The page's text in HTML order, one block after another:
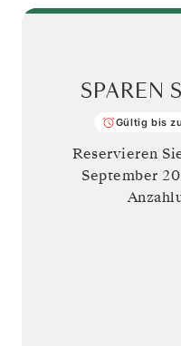
SPAREN
Gültig bis
Reservieren
September